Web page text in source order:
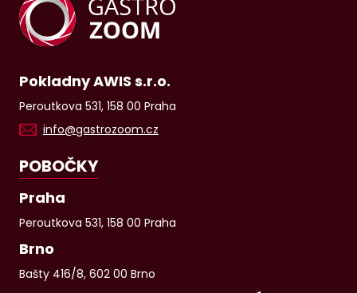
Pokladny AWIS s.r.o.
Peroutkova 531, 158 00 Praha
info@gastrozoom.cz
POBOČKY
Praha
Peroutkova 531, 158 00 Praha
Brno
Bašty 416/8, 602 00 Brno